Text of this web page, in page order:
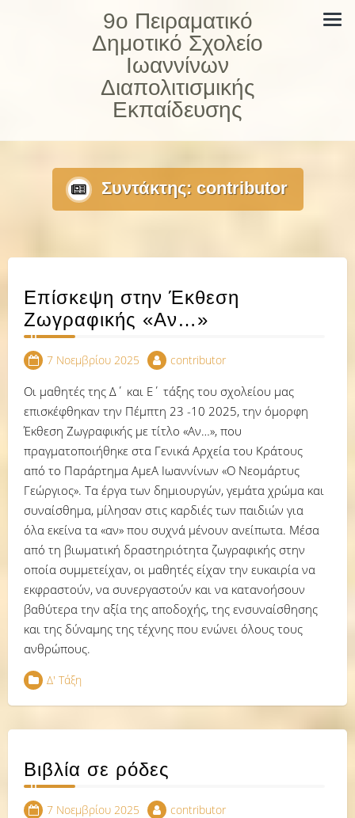
9ο Πειραματικό
Δημοτικό Σχολείο
Ιωαννίνων
Διαπολιτισμικής
Εκπαίδευσης
Συντάκτης: contributor
Επίσκεψη στην Έκθεση
Ζωγραφικής «Αν…»
7 Νοεμβρίου 2025 contributor
Οι μαθητές της Δ΄ και Ε΄ τάξης του σχολείου μας
επισκέφθηκαν την Πέμπτη 23 -10 2025, την όμορφη
Έκθεση Ζωγραφικής με τίτλο «Αν…», που
πραγματοποιήθηκε στα Γενικά Αρχεία του Κράτους
από το Παράρτημα ΑμεΑ Ιωαννίνων «Ο Νεομάρτυς
Γεώργιος». Τα έργα των δημιουργών, γεμάτα χρώμα και
συναίσθημα, μίλησαν στις καρδιές των παιδιών για
όλα εκείνα τα «αν» που συχνά μένουν ανείπωτα. Μέσα
από τη βιωματική δραστηριότητα ζωγραφικής στην
οποία συμμετείχαν, οι μαθητές είχαν την ευκαιρία να
εκφραστούν, να συνεργαστούν και να κατανοήσουν
βαθύτερα την αξία της αποδοχής, της ενσυναίσθησης
και της δύναμης της τέχνης που ενώνει όλους τους
ανθρώπους.
Δ' Τάξη
Βιβλία σε ρόδες
7 Νοεμβρίου 2025 contributor